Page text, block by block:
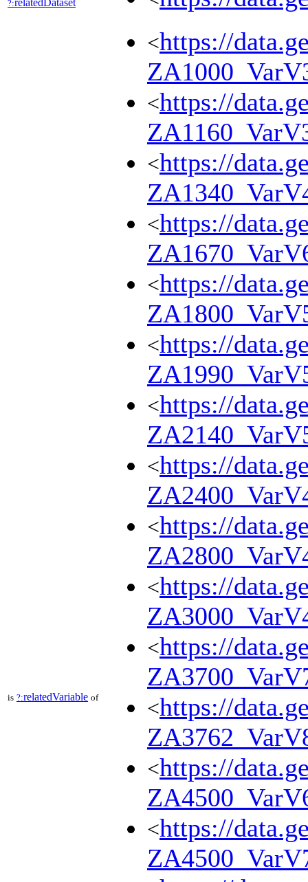
?:relatedDataset
is ?:relatedVariable of
<https://
<https://
<https://
<https://
<https://
<https://
<https://
<https://
<https://
<https://
<https://
<https://
<https://
<https://